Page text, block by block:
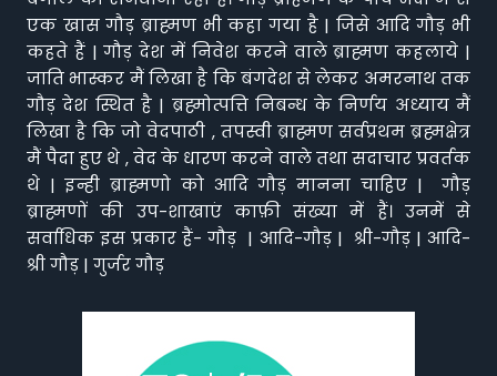
एक खास गौड़ ब्राह्मण भी कहा गया है | जिसे आदि गौड़ भी
कहते हैं | गौड़ देश में निवेश करने वाले ब्राह्मण कहलाये |
जाति भास्कर मैं लिखा है कि बंगदेश से लेकर अमरनाथ तक
गौड़ देश स्थित है | ब्रह्मोत्पत्ति निबन्ध के निर्णय अध्याय मैं
लिखा है कि जो वेदपाठी , तपस्वी ब्राह्मण सर्वप्रथम ब्रह्मक्षेत्र
मैं पैदा हुए थे , वेद के धारण करने वाले तथा सदाचार प्रवर्तक
थे | इन्ही ब्राह्मणो को आदि गौड़ मानना चाहिए | गौड़
ब्राह्मणों की उप-शाखाएं काफ़ी संख्या में हैं। उनमें से
सर्वाधिक इस प्रकार हैं- गौड़ | आदि-गौड़ | श्री-गौड़ | आदि-
श्री गौड़ | गुर्जर गौड़